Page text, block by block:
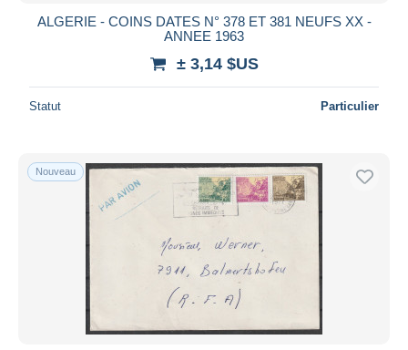
ALGERIE - COINS DATES N° 378 ET 381 NEUFS XX -
ANNEE 1963
± 3,14 $US
Statut Particulier
Nouveau